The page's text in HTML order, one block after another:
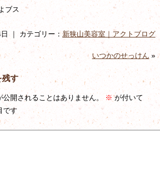
ブス
｜ カテゴリー：新狭山美容室｜アクトブログ
いつかのせっけん »
残す
開されることはありません。 ※が付いて
です